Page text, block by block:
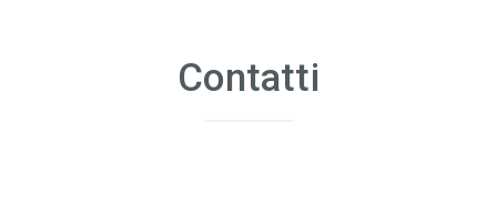
Contatti